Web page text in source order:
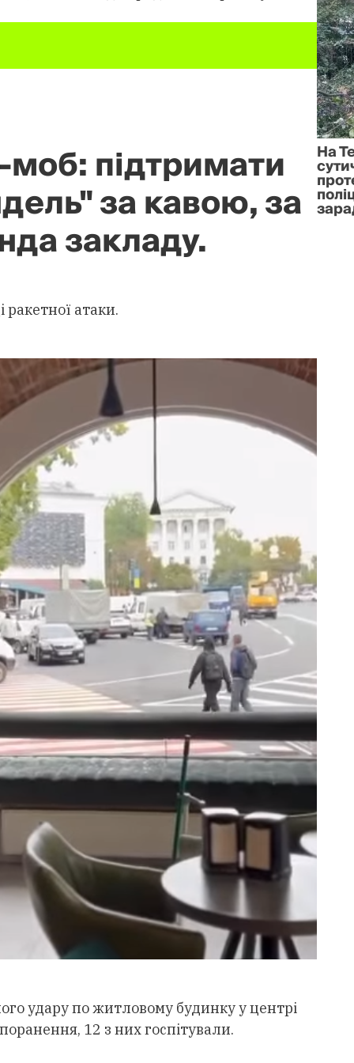
підтримати
за кавою, за
закладу.
атаки.
удару по житловому будинку у центрі
12 з них госпітували.
На